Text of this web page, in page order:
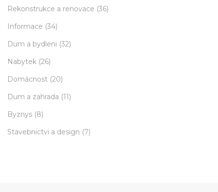
Rekonstrukce a renovace (36)
Informace (34)
Dum a bydleni (32)
Nabytek (26)
Domácnost (20)
Dum a zahrada (11)
Byznys (8)
Stavebnictvi a design (7)